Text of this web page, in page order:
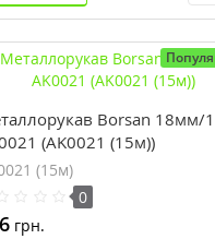
Borsan 18мм/
(AK0021 (15м))
(15м)
0
грн.